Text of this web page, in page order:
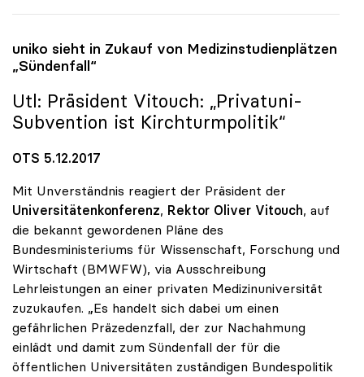
uniko sieht in Zukauf von Medizinstudienplätzen
„Sündenfall“
Utl: Präsident Vitouch: „Privatuni-
Subvention ist Kirchturmpolitik“
OTS 5.12.2017
Mit Unverständnis reagiert der Präsident der
Universitätenkonferenz, Rektor Oliver Vitouch, auf
die bekannt gewordenen Pläne des
Bundesministeriums für Wissenschaft, Forschung und
Wirtschaft (BMWFW), via Ausschreibung
Lehrleistungen an einer privaten Medizinuniversität
zuzukaufen. „Es handelt sich dabei um einen
gefährlichen Präzedenzfall, der zur Nachahmung
einlädt und damit zum Sündenfall der für die
öffentlichen Universitäten zuständigen Bundespolitik